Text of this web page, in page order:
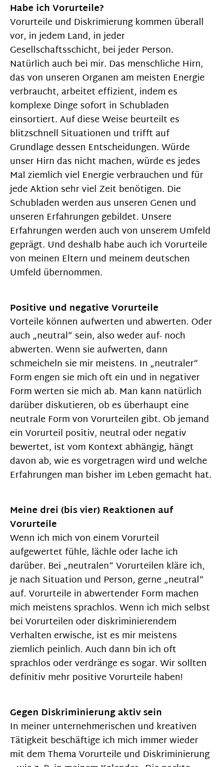
Habe ich Vorurteile?
Vorurteile und Diskrimierung kommen überall
vor, in jedem Land, in jeder
Gesellschaftsschicht, bei jeder Person.
Natürlich auch bei mir. Das menschliche Hirn,
das von unseren Organen am meisten Energie
verbraucht, arbeitet effizient, indem es
komplexe Dinge sofort in Schubladen
einsortiert. Auf diese Weise beurteilt es
blitzschnell Situationen und trifft auf
Grundlage dessen Entscheidungen. Würde
unser Hirn das nicht machen, würde es jedes
Mal ziemlich viel Energie verbrauchen und für
jede Aktion sehr viel Zeit benötigen. Die
Schubladen werden aus unseren Genen und
unseren Erfahrungen gebildet. Unsere
Erfahrungen werden auch von unserem Umfeld
geprägt. Und deshalb habe auch ich Vorurteile
von meinen Eltern und meinem deutschen
Umfeld übernommen.
Positive und negative Vorurteile
Vorteile können aufwerten und abwerten. Oder
auch „neutral“ sein, also weder auf- noch
abwerten. Wenn sie aufwerten, dann
schmeicheln sie mir meistens. In „neutraler“
Form engen sie mich oft ein und in negativer
Form werten sie mich ab. Man kann natürlich
darüber diskutieren, ob es überhaupt eine
neutrale Form von Vorurteilen gibt. Ob jemand
ein Vorurteil positiv, neutral oder negativ
bewertet, ist vom Kontext abhängig, hängt
davon ab, wie es vorgetragen wird und welche
Erfahrungen man bisher im Leben gemacht hat.
Meine drei (bis vier) Reaktionen auf
Vorurteile
Wenn ich mich von einem Vorurteil
aufgewertet fühle, lächle oder lache ich
darüber. Bei „neutralen“ Vorurteilen kläre ich,
je nach Situation und Person, gerne „neutral“
auf. Vorurteile in abwertender Form machen
mich meistens sprachlos. Wenn ich mich selbst
bei Vorurteilen oder diskriminierendem
Verhalten erwische, ist es mir meistens
ziemlich peinlich. Auch dann bin ich oft
sprachlos oder verdränge es sogar. Wir sollten
definitiv mehr positive Vorurteile haben!
Gegen Diskriminierung aktiv sein
In meiner unternehmerischen und kreativen
Tätigkeit beschäftige ich mich immer wieder
mit dem Thema Vorurteile und Diskriminierung